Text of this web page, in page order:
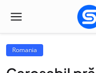
Romania